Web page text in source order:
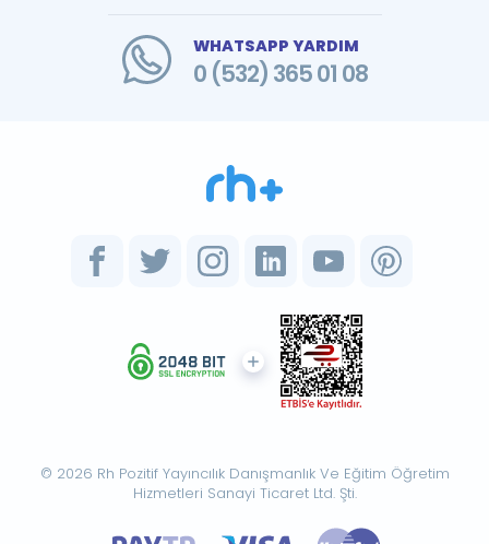
WHATSAPP YARDIM
0 (532) 365 01 08
© 2026 Rh Pozitif Yayıncılık Danışmanlık Ve Eğitim Öğretim
Hizmetleri Sanayi Ticaret Ltd. Şti.